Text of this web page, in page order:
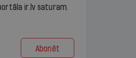
ir.lv saturam.
Abonēt